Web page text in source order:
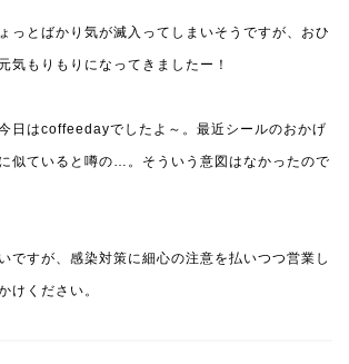
っとばかり気が滅入ってしまいそうですが、おひ
気もりもりになってきましたー！
日はcoffeedayでしたよ～。最近シールのおかげ
似ていると噂の…。そういう意図はなかったので
ですが、感染対策に細心の注意を払いつつ営業し
けください。